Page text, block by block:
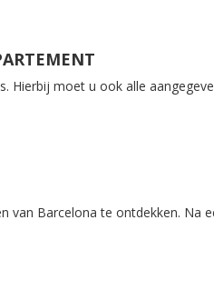
Hierbij moet u ook alle
van Barcelona te ontdekken. Na